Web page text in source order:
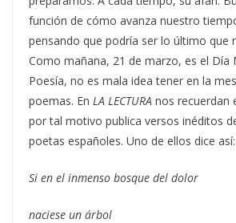
función de cómo avanza nuestro
pensando que podría ser lo último que
Como mañana, 21 de marzo, es el Día
Poesía, no es mala idea tener en la
poemas. En LA LECTURA nos recuerdan
por tal motivo publica versos inéditos
poetas españoles. Uno de ellos dice así:
Si en el inmenso bosque del dolor
naciese un árbol